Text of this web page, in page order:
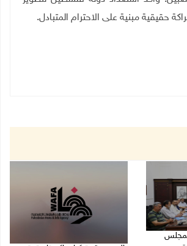
حقيقية مبنية على الاحترام المتبادل.